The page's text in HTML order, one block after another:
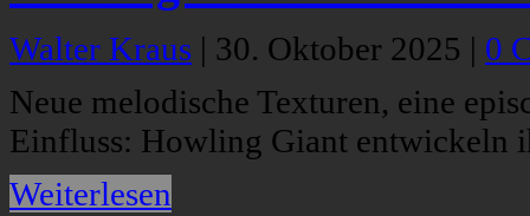
Walter Kraus | 30. Oktober 2025 | 0
Neue melodische Texturen, eine
Einfluss: Howling Giant entwickeln
Weiterlesen